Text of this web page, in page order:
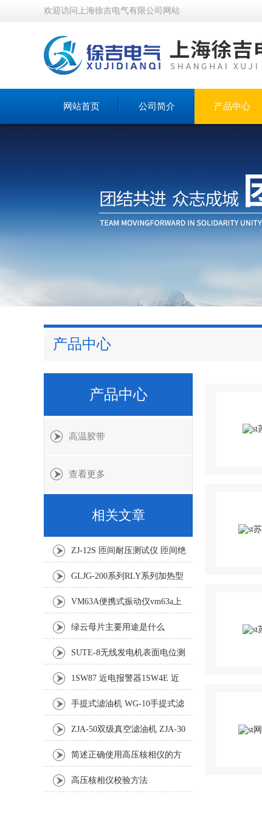
欢迎访问上海徐吉电气有限公司网站
网站首页 公司简介 产品中心
产品中心
产品中心
高温胶带
查看更多
相关文章
ZJ-12S 匝间耐压测试仪 匝间绝
缘冲击耐压实验仪
GLJG-200系列RLY系列加热型
板框压力式滤油机
VM63A便携式振动仪vm63a上
海徐吉电气
绿云母片主要用途是什么
SUTE-8无线发电机表面电位测
试仪
1SW87 近电报警器1SW4E 近
电报警器
手提式滤油机 WG-10手提式滤
油机 WG-20手提式滤油机
ZJA-50双级真空滤油机 ZJA-30
双级真空滤油机
简述正确使用高压核相仪的方
法
高压核相仪校验方法